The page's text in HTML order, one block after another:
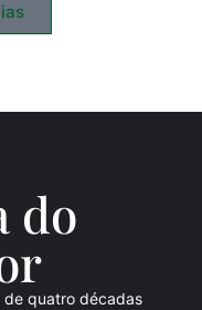
do
r
de quatro décadas